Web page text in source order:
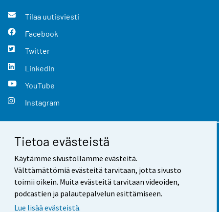
Tietoa evästeistä
Käytämme sivustollamme evästeitä.
Välttämättömiä evästeitä tarvitaan, jotta sivusto
toimii oikein. Muita evästeitä tarvitaan videoiden,
podcastien ja palautepalvelun esittämiseen.
Lue lisää evästeistä.
Tilaa uutisviesti
Facebook
Twitter
LinkedIn
YouTube
Instagram
Yhteystiedot
Palaute
Käyttöehdot